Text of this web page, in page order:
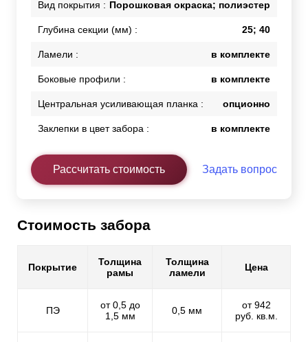
Вид покрытия : Порошковая окраска; полиэстер
Глубина секции (мм) : 25; 40
Ламели : в комплекте
Боковые профили : в комплекте
Центральная усиливающая планка : опционно
Заклепки в цвет забора : в комплекте
Рассчитать стоимость Задать вопрос
Стоимость забора
Покрытие
Толщина
рамы
Толщина
ламели
Цена
ПЭ
от 0,5 до
1,5 мм
0,5 мм
от 942
руб. кв.м.